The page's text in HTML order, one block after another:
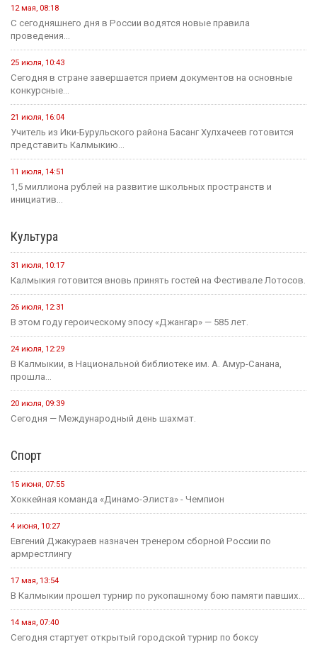
12 мая, 08:18
С сегодняшнего дня в России водятся новые правила
проведения...
25 июля, 10:43
Сегодня в стране завершается прием документов на основные
конкурсные...
21 июля, 16:04
Учитель из Ики-Бурульского района Басанг Хулхачеев готовится
представить Калмыкию...
11 июля, 14:51
1,5 миллиона рублей на развитие школьных пространств и
инициатив...
Культура
31 июля, 10:17
Калмыкия готовится вновь принять гостей на Фестивале Лотосов.
26 июля, 12:31
В этом году героическому эпосу «Джангар» — 585 лет.
24 июля, 12:29
В Калмыкии, в Национальной библиотеке им. А. Амур-Санана,
прошла...
20 июля, 09:39
Сегодня — Международный день шахмат.
Спорт
15 июня, 07:55
Хоккейная команда «Динамо-Элиста» - Чемпион
4 июня, 10:27
Евгений Джакураев назначен тренером сборной России по
армрестлингу
17 мая, 13:54
В Калмыкии прошел турнир по рукопашному бою памяти павших...
14 мая, 07:40
Сегодня стартует открытый городской турнир по боксу